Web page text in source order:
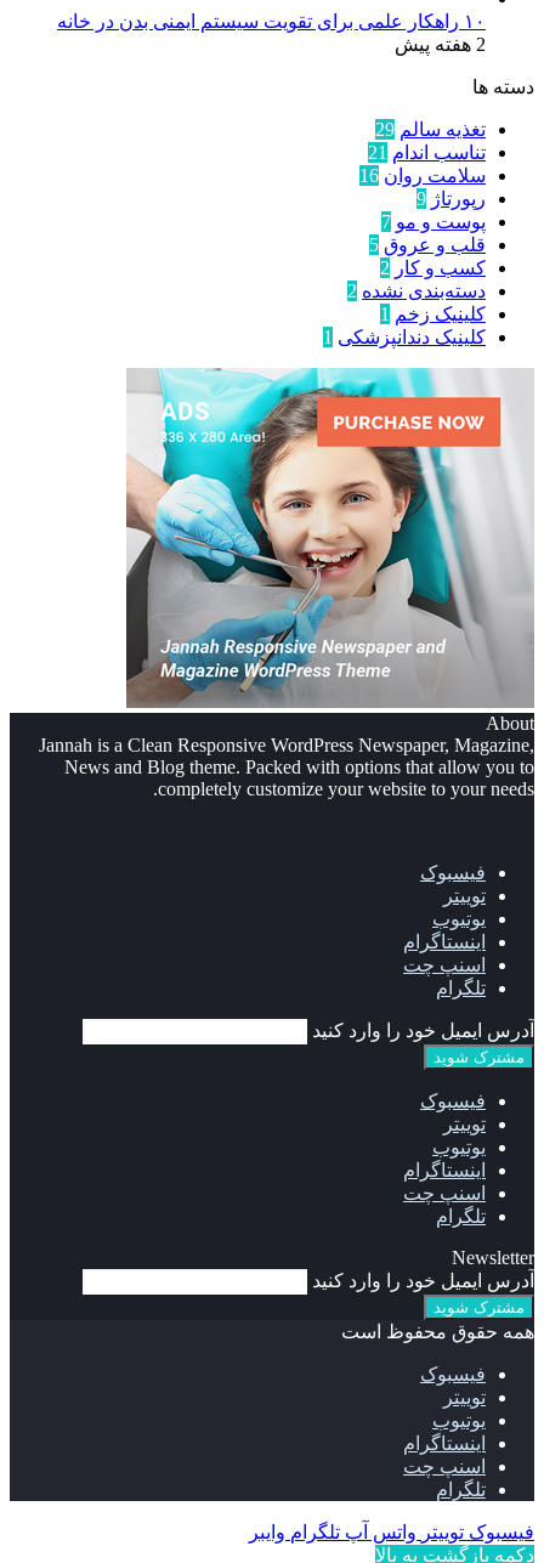
۱۰ راهکار علمی برای تقویت سیستم ایمنی بدن در خانه
2 هفته پیش
دسته ها
تغذیه سالم 29
تناسب اندام 21
سلامت روان 16
رپورتاژ 9
پوست و مو 7
قلب و عروق 5
کسب و کار 2
دسته‌بندی نشده 2
کلینیک زخم 1
کلینیک دندانپزشکی 1
About
Jannah is a Clean Responsive WordPress Newspaper, Magazine,
News and Blog theme. Packed with options that allow you to
completely customize your website to your needs.
فیسبوک
توییتر
یوتیوب
اینستاگرام
اسنپ چت
تلگرام
آدرس ایمیل خود را وارد کنید
فیسبوک
توییتر
یوتیوب
اینستاگرام
اسنپ چت
تلگرام
Newsletter
آدرس ایمیل خود را وارد کنید
همه حقوق محفوظ است
فیسبوک
توییتر
یوتیوب
اینستاگرام
اسنپ چت
تلگرام
فیسبوک توییتر واتس آپ تلگرام وایبر
دکمه بازگشت به بالا